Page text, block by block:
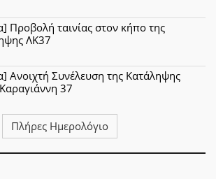
Προβολή ταινίας στον κήπο της
ΛΚ37
Ανοιχτή Συνέλευση της Κατάληψης
37
Πλήρες Ημερολόγιο